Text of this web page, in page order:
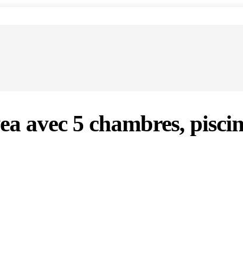
avec 5 chambres,